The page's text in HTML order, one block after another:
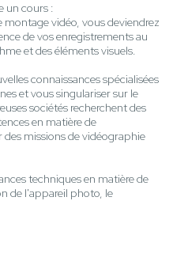
un cours :
montage vidéo, vous deviendrez
de vos enregistrements au
et des éléments visuels.
connaissances spécialisées
et vous singulariser sur le
sociétés recherchent des
en matière de
missions de vidéographie
techniques en matière de
de l'appareil photo, le